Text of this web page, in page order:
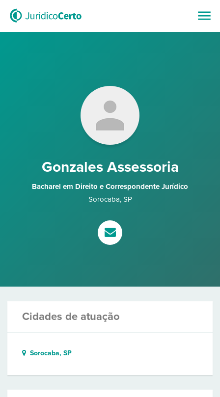
Gonzales Assessoria
Bacharel em Direito e Correspondente Jurídico
Sorocaba, SP
Cidades de atuação
Sorocaba, SP